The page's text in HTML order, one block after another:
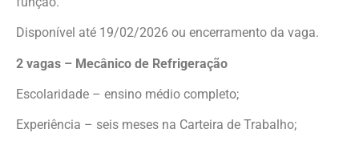
Disponível até 19/02/2026 ou encerramento da vaga.
2 vagas – Mecânico de Refrigeração
Escolaridade – ensino médio completo;
Experiência – seis meses na Carteira de Trabalho;